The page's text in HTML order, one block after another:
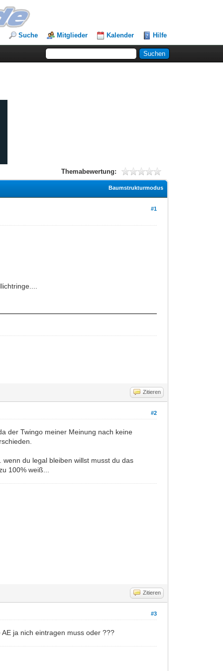
Suche Mitglieder Kalender Hilfe
Themabewertung:
Baumstrukturmodus
#1
Zitieren
#2
der Twingo meiner Meinung nach keine
du legal bleiben willst musst du das
100% weiß...
Zitieren
#3
ja nich eintragen muss oder ???